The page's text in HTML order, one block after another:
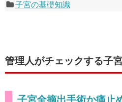
子宮の基礎知識
管理人がチェックする子
子宮全摘出手術か痛止